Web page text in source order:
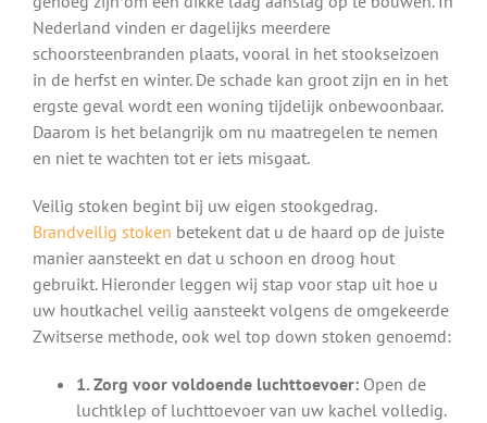
Nederland vinden er dagelijks meerdere
schoorsteenbranden plaats, vooral in het stookseizoen
in de herfst en winter. De schade kan groot zijn en in het
ergste geval wordt een woning tijdelijk onbewoonbaar.
Daarom is het belangrijk om nu maatregelen te nemen
en niet te wachten tot er iets misgaat.
Veilig stoken begint bij uw eigen stookgedrag.
Brandveilig stoken betekent dat u de haard op de juiste
manier aansteekt en dat u schoon en droog hout
gebruikt. Hieronder leggen wij stap voor stap uit hoe u
uw houtkachel veilig aansteekt volgens de omgekeerde
Zwitserse methode, ook wel top down stoken genoemd:
1. Zorg voor voldoende luchttoevoer:Open de
luchtklep of luchttoevoer van uw kachel volledig.